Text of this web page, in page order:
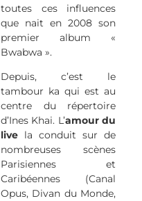
toutes ces influences
que nait en 2008 son
premier album «
Bwabwa ».
Depuis, c’est le
tambour ka qui est au
centre du répertoire
d’Ines Khai. L’amour du
live la conduit sur de
nombreuses scènes
Parisiennes et
Caribéennes (Canal
Opus, Divan du Monde,